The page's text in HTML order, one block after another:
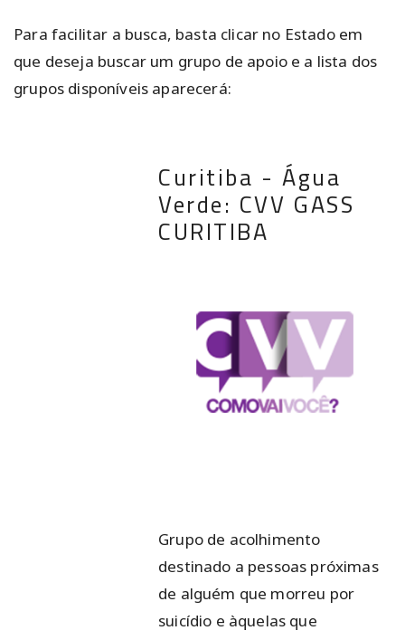
Para facilitar a busca, basta clicar no Estado em
que deseja buscar um grupo de apoio e a lista dos
grupos disponíveis aparecerá:
Curitiba - Água
Verde: CVV GASS
CURITIBA
Grupo de acolhimento
destinado a pessoas próximas
de alguém que morreu por
suicídio e àquelas que